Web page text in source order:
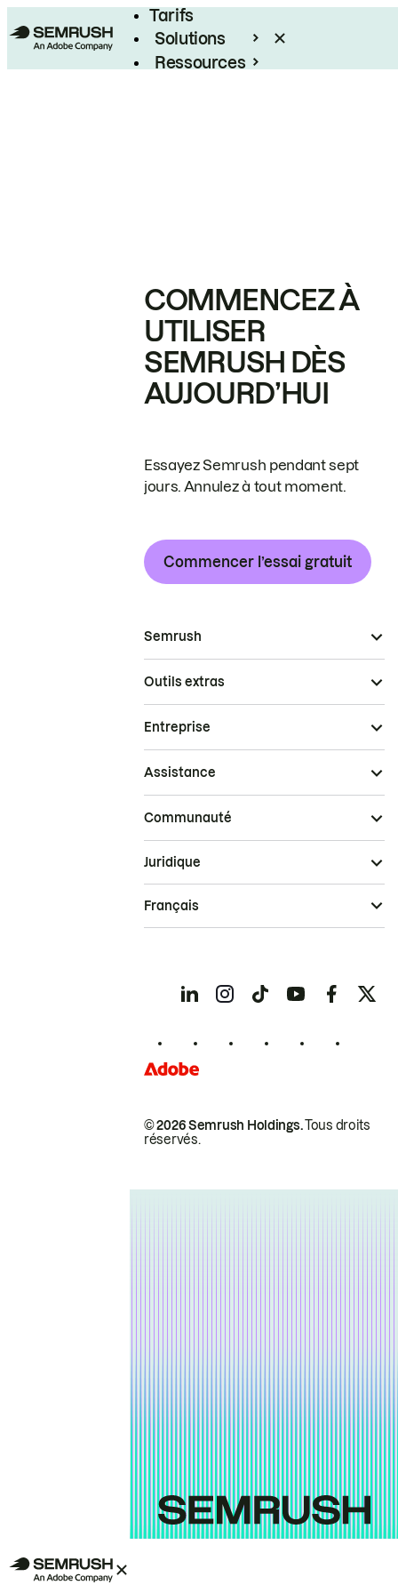
Tarifs
Solutions
Ressources
COMMENCEZ À
UTILISER
SEMRUSH DÈS
AUJOURD’HUI
Essayez Semrush pendant sept
jours. Annulez à tout moment.
Commencer l’essai gratuit
Semrush
Outils extras
Entreprise
Assistance
Communauté
© 2026 Semrush Holdings.Tous droits
réservés.
Juridique
Français